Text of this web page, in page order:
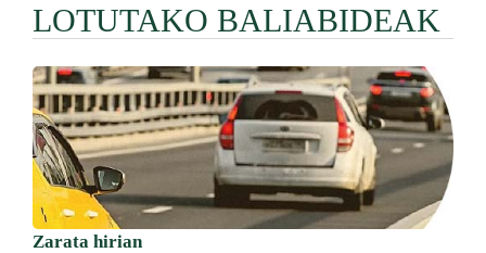
LOTUTAKO BALIABIDEAK
Zarata hirian